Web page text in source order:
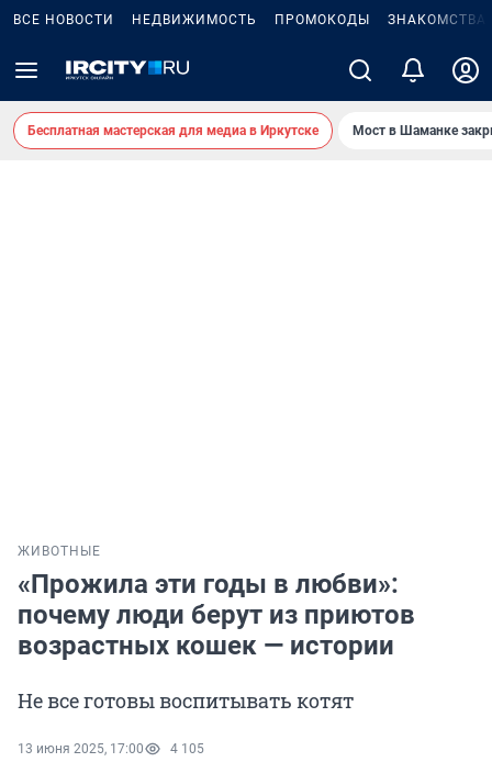
ВСЕ НОВОСТИ НЕДВИЖИМОСТЬ ПРОМОКОДЫ ЗНАКОМСТВА
Бесплатная мастерская для медиа в Иркутске Мост в Шаманке
ЖИВОТНЫЕ
«Прожила эти годы в любви»:
почему люди берут из приютов
возрастных кошек — истории
Не все готовы воспитывать котят
13 июня 2025, 17:00 4 105